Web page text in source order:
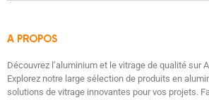
A PROPOS
Découvrez l’aluminium et le vitrage de qualité sur
Explorez notre large sélection de produits en
solutions de vitrage innovantes pour vos projets.